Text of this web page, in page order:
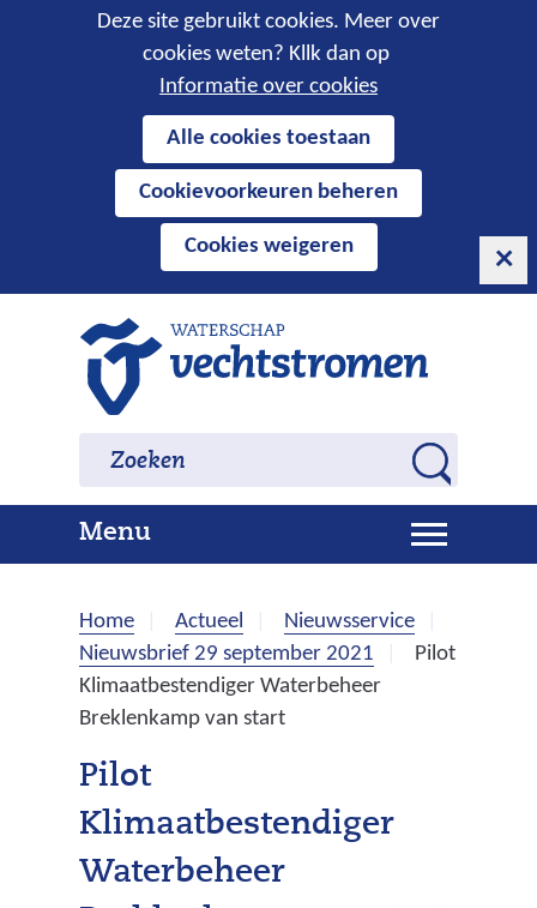
Cookies
toestaan?
Deze site gebruikt cookies. Meer over
cookies weten? Kllk dan op
Informatie over cookies
cookies
deze
website
worden
toegestaan
geweigerd.
Alle cookies toestaan
Cookievoorkeuren beheren
Cookies weigeren
naar
o
e
k
e
n
Zoeken Zoeken
MenuU
i
l
a
p
p
n
Home Actueel
Nieuwsservice
Nieuwsbrief 29 september 2021
Pilot
Klimaatbestendiger Waterbeheer
Breklenkamp van start
Pilot
Klimaatbestendiger
Waterbeheer